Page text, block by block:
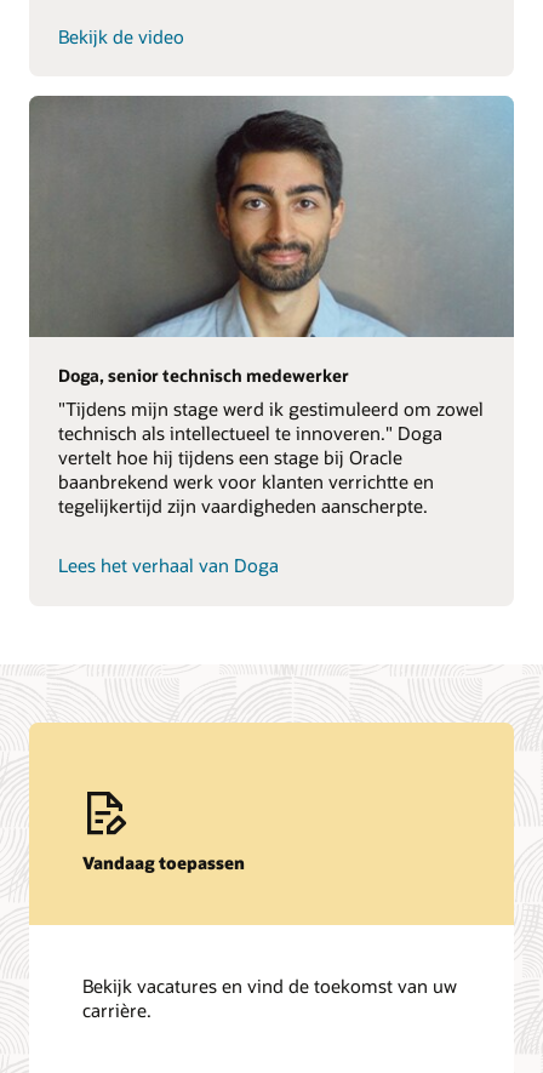
Bekijk de video
Doga, senior technisch medewerker
"Tijdens mijn stage werd ik gestimuleerd om zowel
technisch als intellectueel te innoveren." Doga
vertelt hoe hij tijdens een stage bij Oracle
baanbrekend werk voor klanten verrichtte en
tegelijkertijd zijn vaardigheden aanscherpte.
Lees het verhaal van Doga
Vandaag toepassen
Bekijk vacatures en vind de toekomst van uw
carrière.